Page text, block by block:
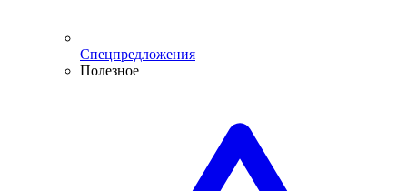
Спецпредложения
Полезное